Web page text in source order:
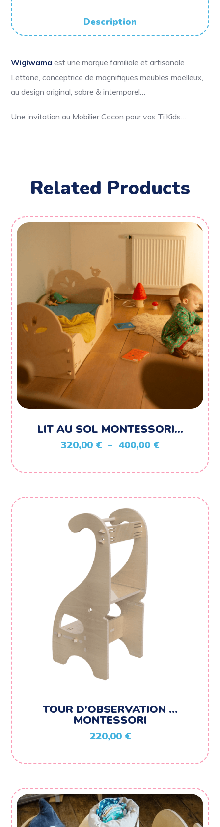
Description
Wigiwama est une marque familiale et artisanale
Lettone, conceptrice de magnifiques meubles moelleux,
au design original, sobre & intemporel…
Une invitation au Mobilier Cocon pour vos Ti’Kids…
Related Products
LIT AU SOL MONTESSORI…
320,00 € – 400,00 €Plage
prix :
TOUR D’OBSERVATION …
MONTESSORI
220,00 €